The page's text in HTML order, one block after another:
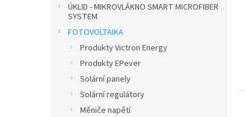
ÚKLID - MIKROVLÁKNO SMART MICROFIBER
SYSTEM
FOTOVOLTAIKA
Produkty Victron Energy
Produkty EPever
Solární panely
Solární regulátory
Měniče napětí